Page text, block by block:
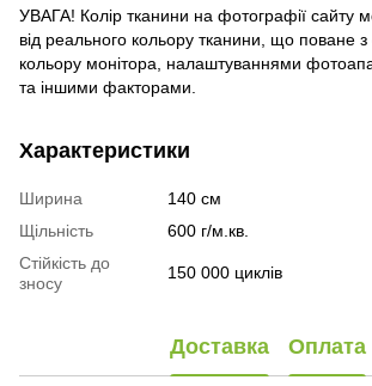
УВАГА! Колір тканини на фотографії сайту
від реального кольору тканини, що поване
кольору монітора, налаштуваннями
та іншими факторами.
Характеристики
Ширина
140 см
Щільність
600 г/м.кв.
Стійкість до
зносу
150 000 циклів
Доставка Оплата